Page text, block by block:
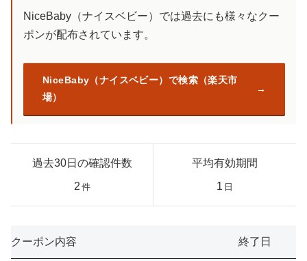
NiceBaby（ナイスベビー）では過去にも様々なクー
ポンが配布されています。
NiceBaby（ナイスベビー）で検索（楽天市
場）
過去30日の確認件数
2 件
平均有効期間
1 日
クーポン内容 終了日